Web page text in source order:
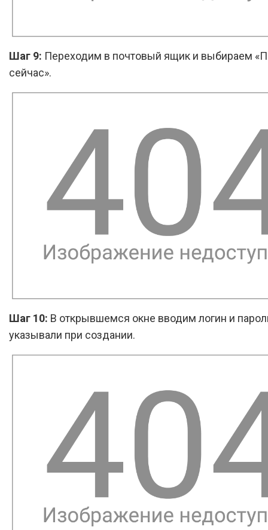
Шаг 9: Переходим в почтовый ящик и выбираем
сейчас».
Шаг 10: В открывшемся окне вводим логин и
указывали при создании.